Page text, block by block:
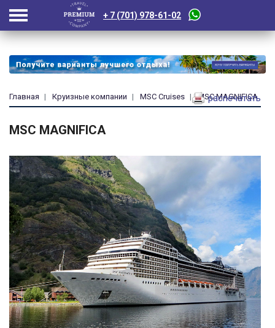
+ 7 (701) 978-61-02
Главная Круизные компании MSC Cruises MSC MAGNIFICA
распечатать
MSC MAGNIFICA